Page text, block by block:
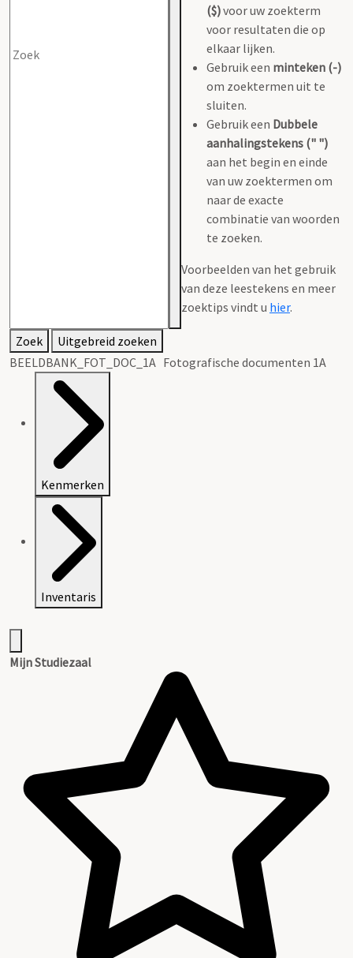
($)voor uw zoekterm
voor resultaten die op
elkaar lijken.
Gebruik een minteken (-)
om zoektermen uit te
sluiten.
Gebruik een Dubbele
aanhalingstekens (" ")
aan het begin en einde
van uw zoektermen om
naar de exacte
combinatie van woorden
te zoeken.
Voorbeelden van het gebruik
van deze leestekens en meer
zoektips vindt u hier.
Zoek
Uitgebreid zoeken
BEELDBANK_FOT_DOC_1A Fotografische documenten 1A
Kenmerken
Inventaris
Mijn Studiezaal